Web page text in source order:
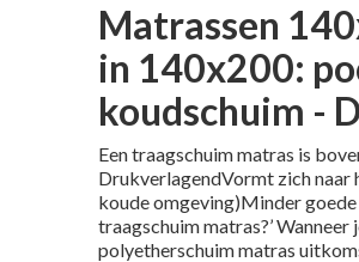
Matrassen
in 140x200:
koudschuim -
Eentraagschuim matras is
DrukverlagendVormt zich naar
koude omgeving)Minder goede
traagschuim matras?’
polyetherschuim matras